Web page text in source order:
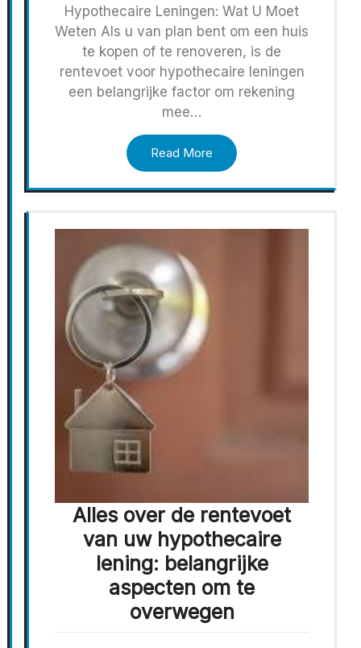
Hypothecaire Leningen: Wat U Moet
Weten Als u van plan bent om een huis
te kopen of te renoveren, is de
rentevoet voor hypothecaire leningen
een belangrijke factor om rekening
mee…
Read More
Alles over de rentevoet
van uw hypothecaire
lening: belangrijke
aspecten om te
overwegen